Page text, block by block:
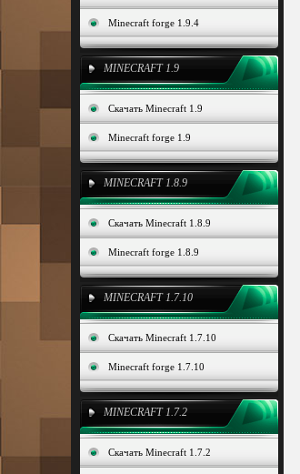
Minecraft forge 1.9.4
MINECRAFT 1.9
Скачать Minecraft 1.9
Minecraft forge 1.9
MINECRAFT 1.8.9
Скачать Minecraft 1.8.9
Minecraft forge 1.8.9
MINECRAFT 1.7.10
Скачать Minecraft 1.7.10
Minecraft forge 1.7.10
MINECRAFT 1.7.2
Скачать Minecraft 1.7.2